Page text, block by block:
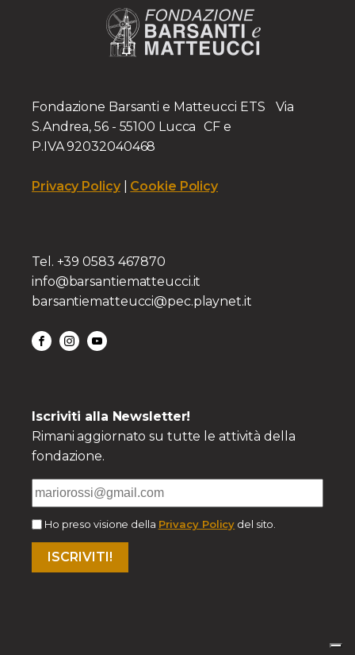
Fondazione Barsanti e Matteucci ETS Via
S.Andrea, 56 - 55100 Lucca CF e
P.IVA 92032040468
Privacy Policy| Cookie Policy
Tel. +39 0583 467870
info@barsantiematteucci.it
barsantiematteucci@pec.playnet.it
Iscriviti alla Newsletter!
Rimani aggiornato su tutte le attività della
fondazione.
Ho preso visione della Privacy Policy del sito.